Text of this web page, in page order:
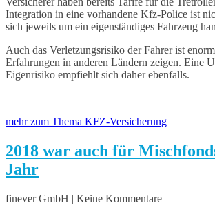
Integration in eine vorhandene Kfz-Police ist
sich jeweils um ein eigenständiges Fahrzeug
Auch das Verletzungsrisiko der Fahrer ist
Erfahrungen in anderen Ländern zeigen. Eine
Eigenrisiko empfiehlt sich daher ebenfalls.
mehr zum Thema KFZ-Versicherung
2018 war auch für
Jahr
finever GmbH | Keine Kommentare